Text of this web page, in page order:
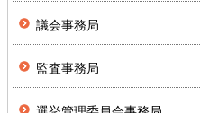
議会事務局
監査事務局